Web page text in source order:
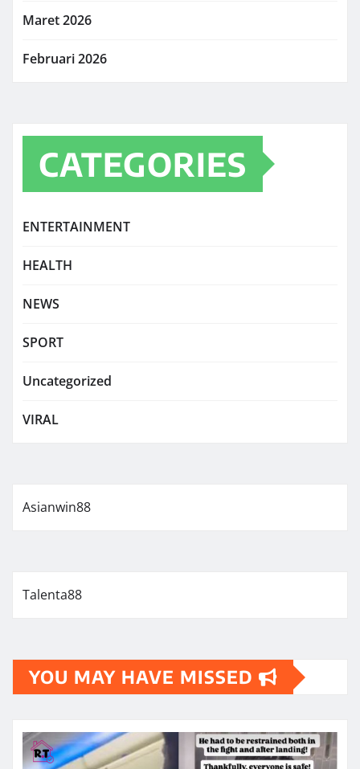
Maret 2026
Februari 2026
CATEGORIES
ENTERTAINMENT
HEALTH
NEWS
SPORT
Uncategorized
VIRAL
Asianwin88
Talenta88
YOU MAY HAVE MISSED